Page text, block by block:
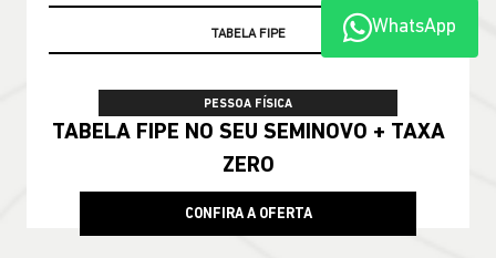
TABELA FIPE
PESSOA FÍSICA
TABELA FIPE NO SEU SEMINOVO + TAXA
ZERO
CONFIRA A OFERTA
WhatsApp